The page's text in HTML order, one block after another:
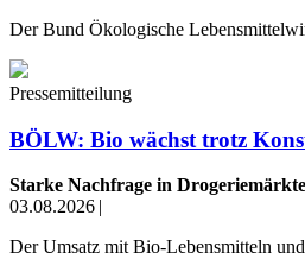
Der Bund Ökologische
Pressemitteilung
BÖLW: Bio wächst trotz
Starke Nachfrage in
03.08.2026 |
Der Umsatz mit Bio-Lebensmitteln